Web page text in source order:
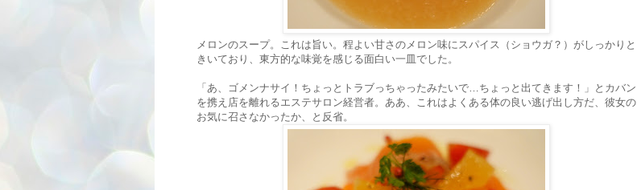
メロンのスープ。これは旨い。程よい甘さのメロン味にスパイス（ショウガ？）がしっかりと
きいており、東方的な味覚を感じる面白い一皿でした。
「あ、ゴメンナサイ！ちょっとトラブっちゃったみたいで…ちょっと出てきます！」とカバン
を携え店を離れるエステサロン経営者。ああ、これはよくある体の良い逃げ出し方だ、彼女の
お気に召さなかったか、と反省。